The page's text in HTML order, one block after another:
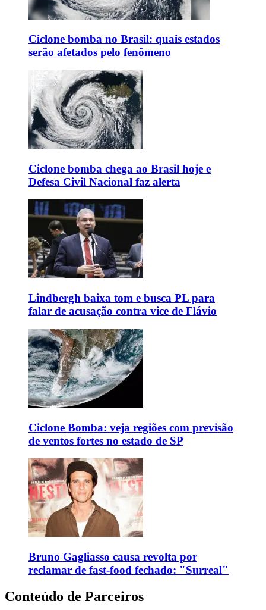
Ciclone bomba no Brasil: quais estados
serão afetados pelo fenômeno
Ciclone bomba chega ao Brasil hoje e
Defesa Civil Nacional faz alerta
Lindbergh baixa tom e busca PL para
falar de acusação contra vice de Flávio
Ciclone Bomba: veja regiões com previsão
de ventos fortes no estado de SP
Bruno Gagliasso causa revolta por
reclamar de fast-food fechado: "Surreal"
Conteúdo de Parceiros